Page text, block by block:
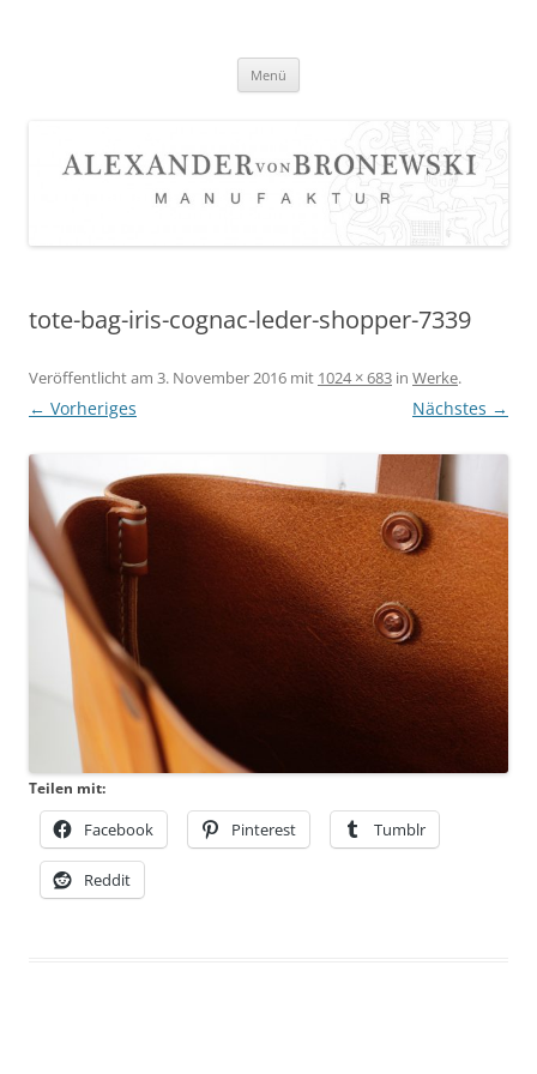
Menü
tote-bag-iris-cognac-leder-shopper-7339
Veröffentlicht am 3. November 2016 mit 1024 × 683 in Werke.
← Vorheriges Nächstes →
Teilen mit:
Facebook Pinterest Tumblr
Reddit